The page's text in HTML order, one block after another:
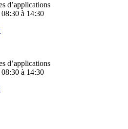
d’applications
à 14:30
d’applications
à 14:30